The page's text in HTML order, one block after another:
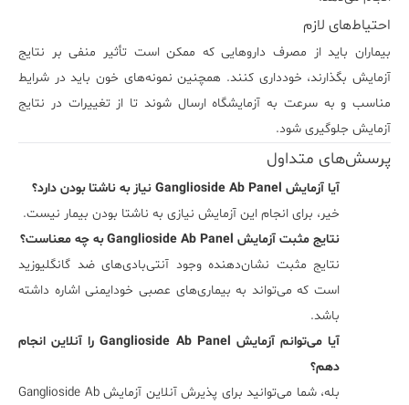
احتیاط‌های لازم
بیماران باید از مصرف داروهایی که ممکن است تأثیر منفی بر نتایج
آزمایش بگذارند، خودداری کنند. همچنین نمونه‌های خون باید در شرایط
مناسب و به سرعت به آزمایشگاه ارسال شوند تا از تغییرات در نتایج
آزمایش جلوگیری شود.
پرسش‌های متداول
آیا آزمایش Ganglioside Ab Panel نیاز به ناشتا بودن دارد؟
خیر، برای انجام این آزمایش نیازی به ناشتا بودن بیمار نیست.
نتایج مثبت آزمایش Ganglioside Ab Panel به چه معناست؟
نتایج مثبت نشان‌دهنده وجود آنتی‌بادی‌های ضد گانگلیوزید
است که می‌تواند به بیماری‌های عصبی خودایمنی اشاره داشته
باشد.
آیا می‌توانم آزمایش Ganglioside Ab Panel را آنلاین انجام
دهم؟
بله، شما می‌توانید برای پذیرش آنلاین آزمایش Ganglioside Ab